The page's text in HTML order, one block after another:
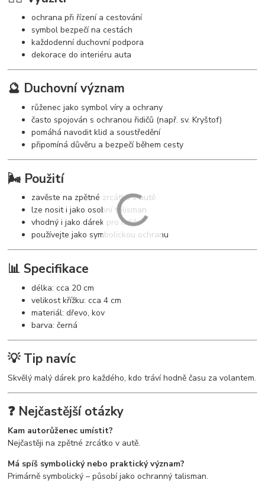
ochrana při řízení a cestování
symbol bezpečí na cestách
každodenní duchovní podpora
dekorace do interiéru auta
🔮 Duchovní význam
růženec jako symbol víry a ochrany
často spojován s ochranou řidičů (např. sv. Kryštof)
pomáhá navodit klid a soustředění
připomíná důvěru a bezpečí během cesty
🌬️ Použití
zavěste na zpětné zrcátko v autě
lze nosit i jako osobní talisman
vhodný i jako dárek pro řidiče
používejte jako symbolickou ochranu
📊 Specifikace
délka: cca 20 cm
velikost křížku: cca 4 cm
materiál: dřevo, kov
barva: černá
💡 Tip navíc
Skvělý malý dárek pro každého, kdo tráví hodně času za volantem.
❓ Nejčastější otázky
Kam autorůženec umístit?
Nejčastěji na zpětné zrcátko v autě.
Má spíš symbolický nebo praktický význam?
Primárně symbolický – působí jako ochranný talisman.